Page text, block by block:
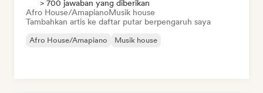
> 700 jawaban yang diberikan
Afro House/AmapianoMusik house
Tambahkan artis ke daftar putar berpengaruh saya
Afro House/Amapiano Musik house